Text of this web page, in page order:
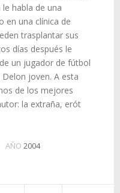
habla de una
en una clínica de
trasplantar sus
días después le
un jugador de fútbol
joven. A esta
de los mejores
la extraña, erót
AÑO 2004